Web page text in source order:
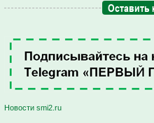
Оставить
Новости smi2.ru